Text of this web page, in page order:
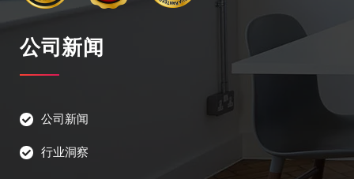
公司新闻
公司新闻
行业洞察